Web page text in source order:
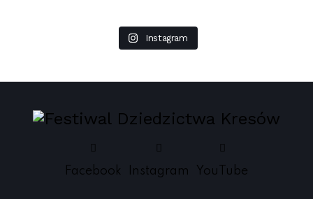
Instagram
Facebook Instagram YouTube